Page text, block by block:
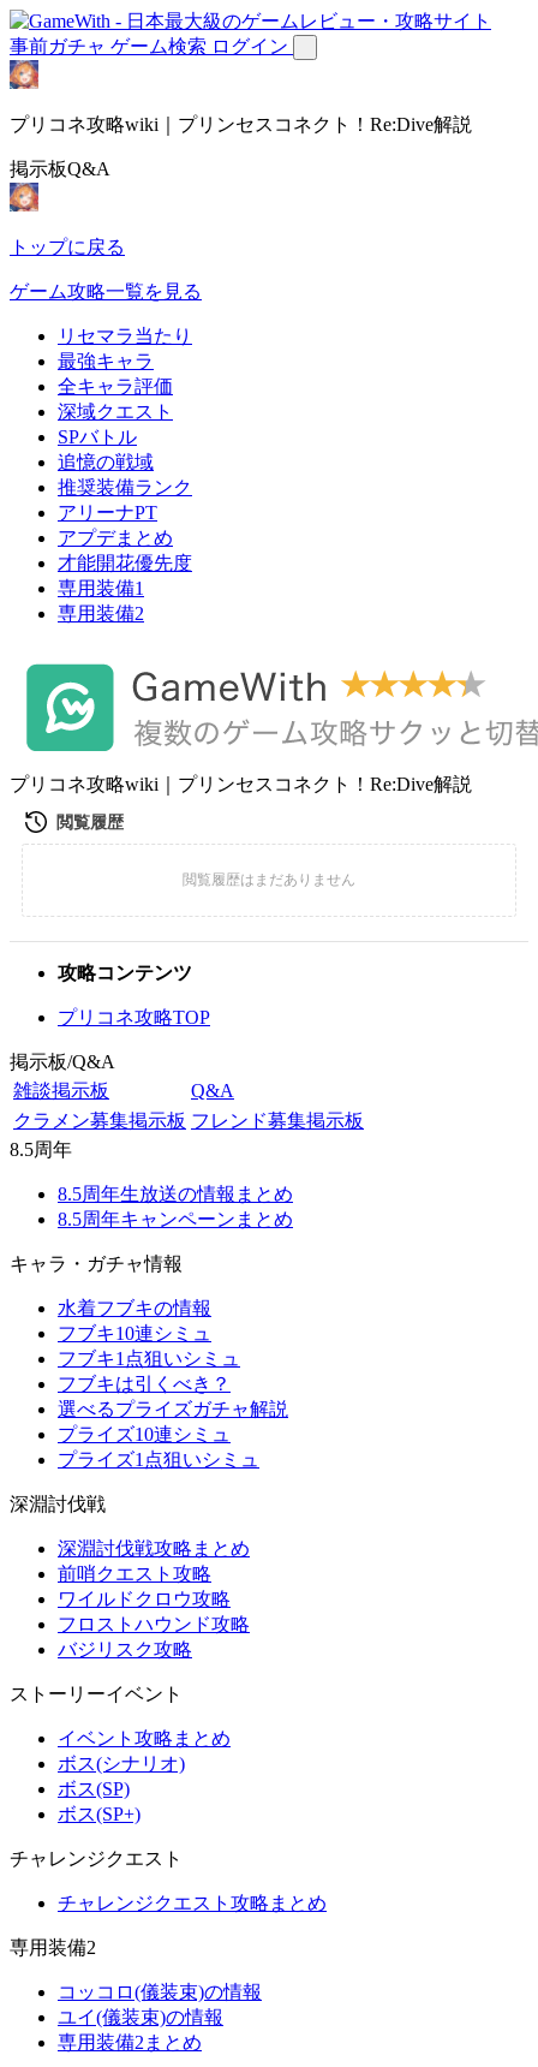
事前ガチャ ゲーム検索 ログイン
プリコネ攻略wiki｜プリンセスコネクト！Re:Dive解説
掲示板Q&A
トップに戻る
ゲーム攻略一覧を見る
リセマラ当たり
最強キャラ
全キャラ評価
深域クエスト
SPバトル
追憶の戦域
推奨装備ランク
アリーナPT
アプデまとめ
才能開花優先度
専用装備1
専用装備2
プリコネ攻略wiki｜プリンセスコネクト！Re:Dive解説
攻略コンテンツ
プリコネ攻略TOP
掲示板/Q&A
雑談掲示板
Q&A
クラメン募集掲示板 フレンド募集掲示板
8.5周年
8.5周年生放送の情報まとめ
8.5周年キャンペーンまとめ
キャラ・ガチャ情報
水着フブキの情報
フブキ10連シミュ
フブキ1点狙いシミュ
フブキは引くべき？
選べるプライズガチャ解説
プライズ10連シミュ
プライズ1点狙いシミュ
深淵討伐戦
深淵討伐戦攻略まとめ
前哨クエスト攻略
ワイルドクロウ攻略
フロストハウンド攻略
バジリスク攻略
ストーリーイベント
イベント攻略まとめ
ボス(シナリオ)
ボス(SP)
ボス(SP+)
チャレンジクエスト
チャレンジクエスト攻略まとめ
専用装備2
コッコロ(儀装束)の情報
ユイ(儀装束)の情報
専用装備2まとめ